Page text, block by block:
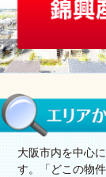
大阪市内を中心
す。「どこの物